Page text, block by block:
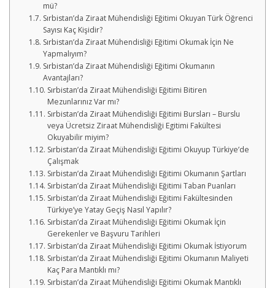
mü?
Sırbistan’da Ziraat Mühendisliği Eğitimi Okuyan Türk Öğrenci
Sayısı Kaç Kişidir?
Sırbistan’da Ziraat Mühendisliği Eğitimi Okumak İçin Ne
Yapmalıyım?
Sırbistan’da Ziraat Mühendisliği Eğitimi Okumanın
Avantajları?
Sırbistan’da Ziraat Mühendisliği Eğitimi Bitiren
Mezunlarınız Var mı?
Sırbistan’da Ziraat Mühendisliği Eğitimi Bursları – Burslu
veya Ücretsiz Ziraat Mühendisliği Egitimi Fakültesi
Okuyabilir miyim?
Sırbistan’da Ziraat Mühendisliği Eğitimi Okuyup Türkiye’de
Çalışmak
Sırbistan’da Ziraat Mühendisliği Eğitimi Okumanın Şartları
Sırbistan’da Ziraat Mühendisliği Eğitimi Taban Puanları
Sırbistan’da Ziraat Mühendisliği Eğitimi Fakültesinden
Türkiye’ye Yatay Geçiş Nasıl Yapılır?
Sırbistan’da Ziraat Mühendisliği Eğitimi Okumak İçin
Gerekenler ve Başvuru Tarihleri
Sırbistan’da Ziraat Mühendisliği Eğitimi Okumak İstiyorum
Sırbistan’da Ziraat Mühendisliği Eğitimi Okumanın Maliyeti
Kaç Para Mantıklı mı?
Sırbistan’da Ziraat Mühendisliği Eğitimi Okumak Mantıklı